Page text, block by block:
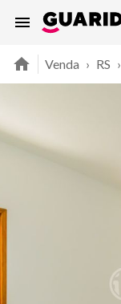
Venda › RS ›